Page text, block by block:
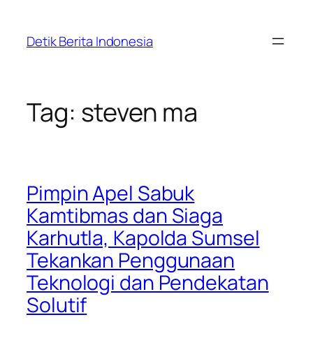
content
Detik Berita Indonesia
Tag: steven ma
Pimpin Apel Sabuk
Kamtibmas dan Siaga
Karhutla, Kapolda Sumsel
Tekankan Penggunaan
Teknologi dan Pendekatan
Solutif